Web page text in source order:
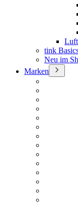
tink
Neu im
Marken